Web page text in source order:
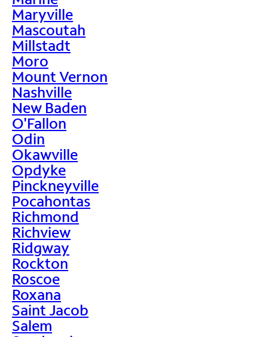
Maryville
Mascoutah
Millstadt
Moro
Mount Vernon
Nashville
New Baden
O'Fallon
Odin
Okawville
Opdyke
Pinckneyville
Pocahontas
Richmond
Richview
Ridgway
Rockton
Roscoe
Roxana
Saint Jacob
Salem